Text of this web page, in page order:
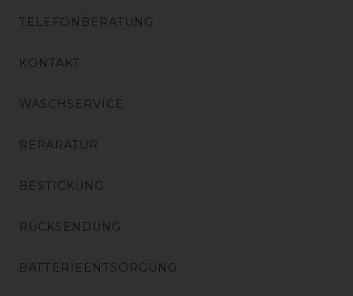
TELEFONBERATUNG
KONTAKT
WASCHSERVICE
REPARATUR
BESTICKUNG
RÜCKSENDUNG
BATTERIEENTSORGUNG